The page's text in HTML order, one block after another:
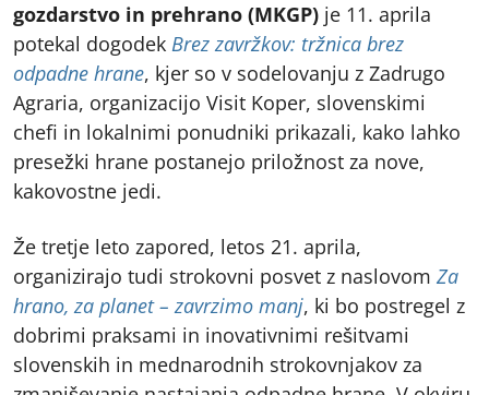
gozdarstvo in prehrano (MKGP) je 11. aprila
potekal dogodek Brez zavržkov: tržnica brez
odpadne hrane, kjer so v sodelovanju z Zadrugo
Agraria, organizacijo Visit Koper, slovenskimi
chefi in lokalnimi ponudniki prikazali, kako lahko
presežki hrane postanejo priložnost za nove,
kakovostne jedi.
Že tretje leto zapored, letos 21. aprila,
organizirajo tudi strokovni posvet z naslovom Za
hrano, za planet – zavrzimo manj, ki bo postregel z
dobrimi praksami in inovativnimi rešitvami
slovenskih in mednarodnih strokovnjakov za